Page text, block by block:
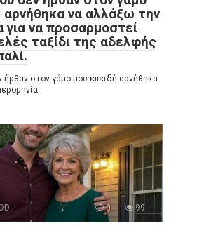
αρνήθηκα να αλλάξω την
για να προσαρμοστεί
ταξίδι της αδελφής
ήρθαν στον γάμο μου επειδή αρνήθηκα
0 99